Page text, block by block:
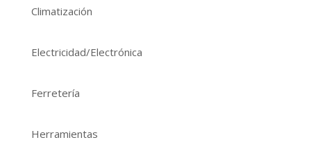
Climatización
Electricidad/Electrónica
Ferretería
Herramientas